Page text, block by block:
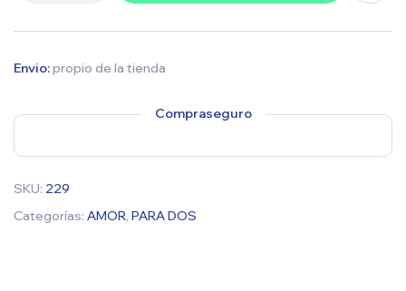
Envio:propio de la tienda
Compraseguro
SKU: 229
Categorías: AMOR PARA DOS